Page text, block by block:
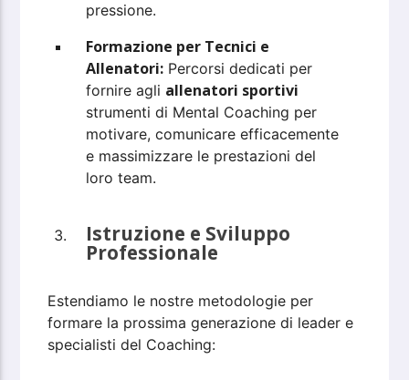
pressione.
Formazione per Tecnici e
Allenatori: Percorsi dedicati per
fornire agli allenatori sportivi
strumenti di Mental Coaching per
motivare, comunicare efficacemente
e massimizzare le prestazioni del
loro team.
Istruzione e Sviluppo
Professionale
Estendiamo le nostre metodologie per
formare la prossima generazione di leader e
specialisti del Coaching: